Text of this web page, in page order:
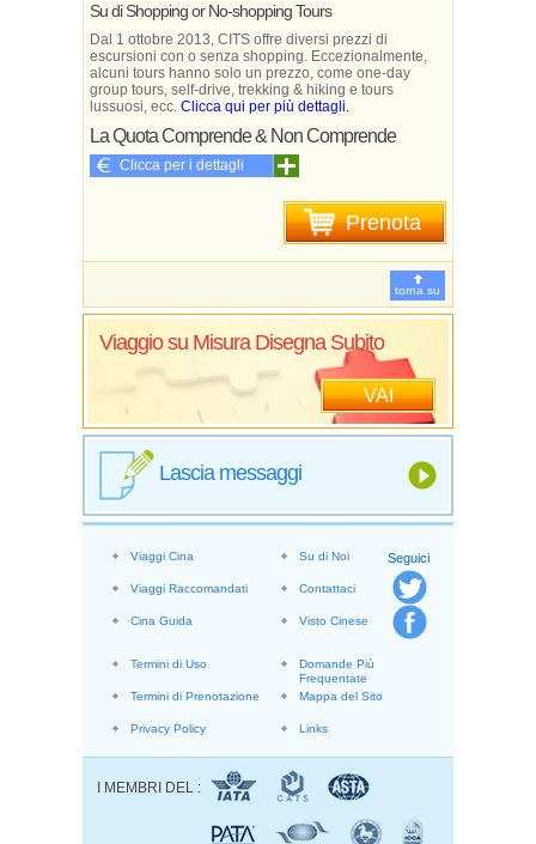
Su di Shopping or No-shopping Tours
Dal 1 ottobre 2013, CITS offre diversi prezzi di
escursioni con o senza shopping. Eccezionalmente,
alcuni tours hanno solo un prezzo, come one-day
group tours, self-drive, trekking & hiking e tours
lussuosi, ecc. Clicca qui per più dettagli.
La Quota Comprende & Non Comprende
Clicca per i dettagli
Prenota
torna su
Viaggio su Misura Disegna Subito
VAI
Lascia messaggi
Seguici
Viaggi Cina
Viaggi Raccomandati
Cina Guida
Su di Noi
Contattaci
Visto Cinese
Termini di Uso
Termini di Prenotazione
Privacy Policy
Domande Più
Frequentate
Mappa del Sito
Links
I MEMBRI DEL :